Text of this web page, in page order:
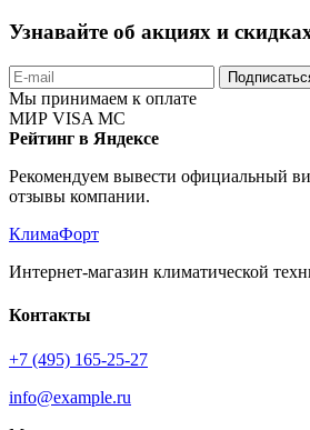
Узнавайте об акциях и
Мы принимаем к оплате
МИР VISA MC
Рейтинг в Яндексе
Рекомендуем вывести официальный
отзывы компании.
КлимаФорт
Интернет-магазин климатической
Контакты
+7 (495) 165-25-27
info@example.ru